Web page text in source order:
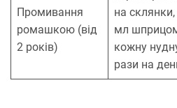
Промивання
ромашкою (від
2 років)
на
мл
кожну
рази на